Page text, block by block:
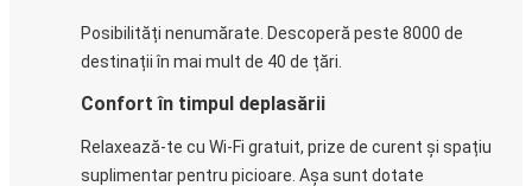
Posibilități nenumărate. Descoperă peste 8000 de
destinații în mai mult de 40 de țări.
Confort în timpul deplasării
Relaxează-te cu Wi-Fi gratuit, prize de curent și spațiu
suplimentar pentru picioare. Așa sunt dotate